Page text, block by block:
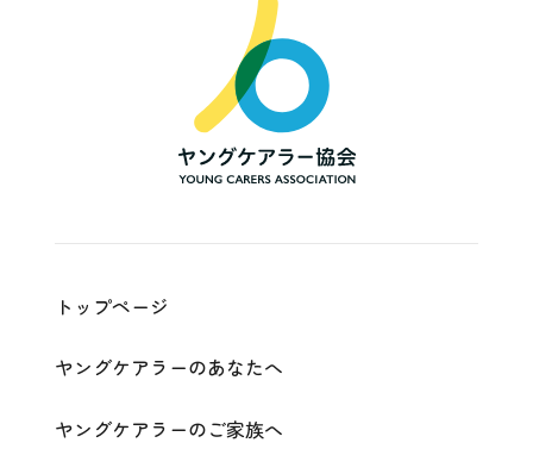
ア
ラ
ー
Young
トップページ
ヤングケアラーのあなたへ
ヤングケアラーのご家族へ